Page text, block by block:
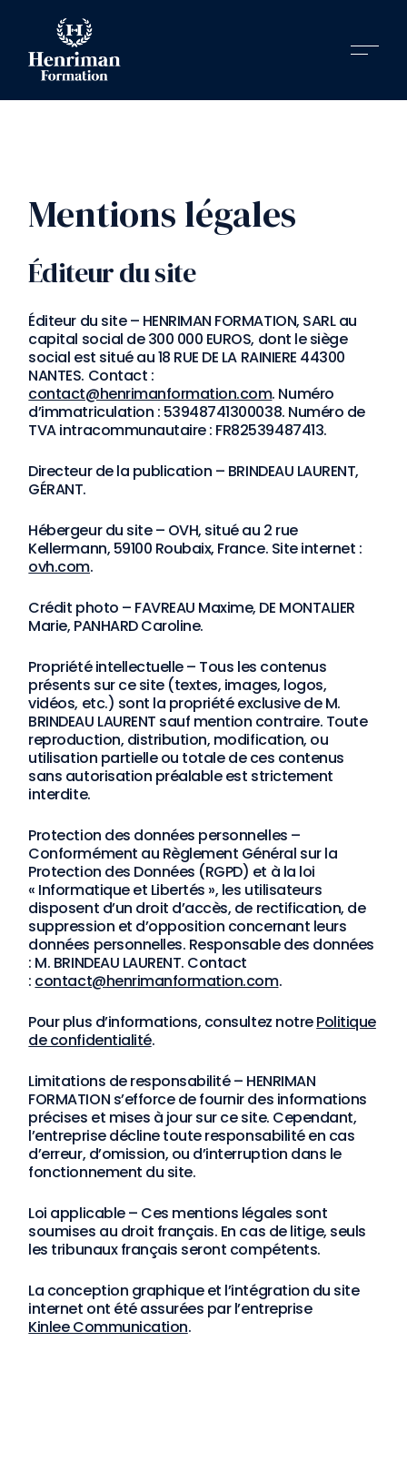
Mentions légales
Éditeur du site
Éditeur du site – HENRIMAN FORMATION, SARL au
capital social de 300 000 EUROS, dont le siège
social est situé au 18 RUE DE LA RAINIERE 44300
NANTES. Contact :
contact@henrimanformation.com. Numéro
d’immatriculation : 53948741300038. Numéro de
TVA intracommunautaire : FR82539487413.
Directeur de la publication – BRINDEAU LAURENT,
GÉRANT.
Hébergeur du site – OVH, situé au 2 rue
Kellermann, 59100 Roubaix, France. Site internet :
ovh.com.
Crédit photo – FAVREAU Maxime, DE MONTALIER
Marie, PANHARD Caroline.
Propriété intellectuelle – Tous les contenus
présents sur ce site (textes, images, logos,
vidéos, etc.) sont la propriété exclusive de M.
BRINDEAU LAURENT sauf mention contraire. Toute
reproduction, distribution, modification, ou
utilisation partielle ou totale de ces contenus
sans autorisation préalable est strictement
interdite.
Protection des données personnelles –
Conformément au Règlement Général sur la
Protection des Données (RGPD) et à la loi
« Informatique et Libertés », les utilisateurs
disposent d’un droit d’accès, de rectification, de
suppression et d’opposition concernant leurs
données personnelles. Responsable des données
: M. BRINDEAU LAURENT. Contact
: contact@henrimanformation.com.
Pour plus d’informations, consultez notrePolitique
de confidentialité.
Limitations de responsabilité – HENRIMAN
FORMATION s’efforce de fournir des informations
précises et mises à jour sur ce site. Cependant,
l’entreprise décline toute responsabilité en cas
d’erreur, d’omission, ou d’interruption dans le
fonctionnement du site.
Loi applicable – Ces mentions légales sont
soumises au droit français. En cas de litige, seuls
les tribunaux français seront compétents.
La conception graphique et l’intégration du site
internet ont été assurées par l’entreprise
Kinlee Communication.